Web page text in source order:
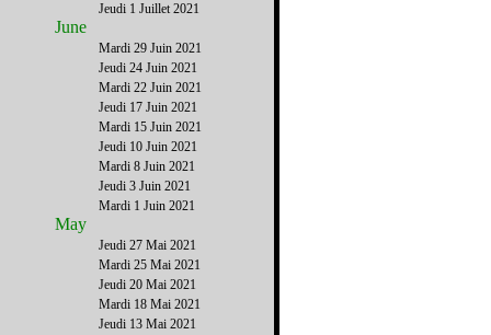
Jeudi 1 Juillet 2021
June
Mardi 29 Juin 2021
Jeudi 24 Juin 2021
Mardi 22 Juin 2021
Jeudi 17 Juin 2021
Mardi 15 Juin 2021
Jeudi 10 Juin 2021
Mardi 8 Juin 2021
Jeudi 3 Juin 2021
Mardi 1 Juin 2021
May
Jeudi 27 Mai 2021
Mardi 25 Mai 2021
Jeudi 20 Mai 2021
Mardi 18 Mai 2021
Jeudi 13 Mai 2021